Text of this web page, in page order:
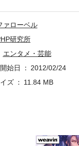
。中日ドラゴンズのド
野球に興味がなくても
ァローベル
研究所
エンタメ・芸能
始日
2012/02/24
ズ
11.84 MB